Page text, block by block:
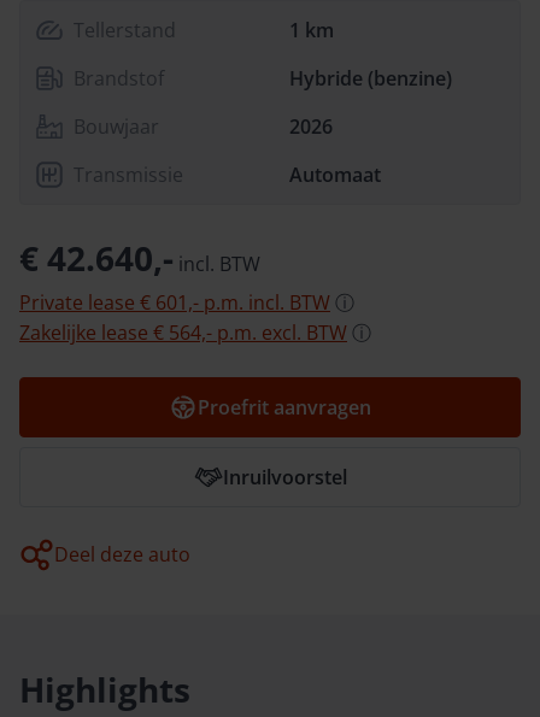
Tellerstand
1 km
Brandstof
Hybride (benzine)
Bouwjaar
2026
Transmissie
Automaat
€ 42.640,- incl. BTW
Private lease € 601,- p.m. incl. BTWⓘ
Zakelijke lease € 564,- p.m. excl. BTWⓘ
Proefrit aanvragen
Inruilvoorstel
Deel deze auto
Highlights